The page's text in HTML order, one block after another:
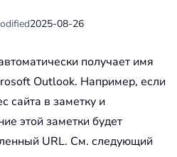
2025-08-26
получает имя
Outlook. Например, если
сайта в заметку и
этой заметки будет
URL. См. следующий